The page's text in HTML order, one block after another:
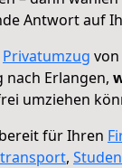
Antwort auf
Privatumzug
nach Erlangen,
umziehen
für Ihren
,